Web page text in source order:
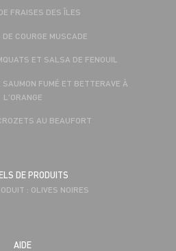
FRAISES DES ÎLES
DE COURGE MUSCADE
ET SALSA DE FENOUIL
FUMÉ ET BETTERAVE À
L'ORANGE
AU BEAUFORT
DE PRODUITS
: OLIVES NOIRES
AIDE